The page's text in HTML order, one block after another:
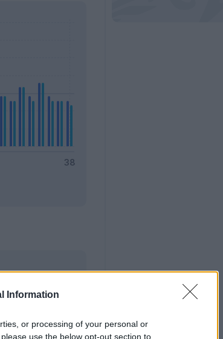
Information
or processing of your personal or
use the below opt-out section to